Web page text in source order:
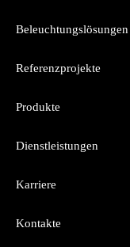
Beleuchtungslösungen
Referenzprojekte
Produkte
Dienstleistungen
Karriere
Kontakte